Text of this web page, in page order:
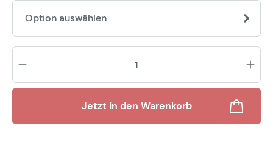
Option auswählen
Jetzt in den Warenkorb